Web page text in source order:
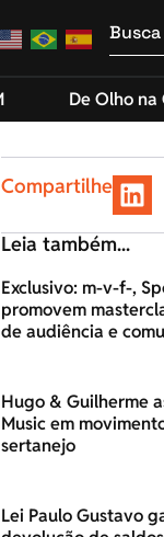
De Olho na
Compartilhe
Leia também...
Exclusivo: m-v-f-,
promovem
de audiência e
Hugo & Guilherme
Music em
sertanejo
Lei Paulo Gustavo